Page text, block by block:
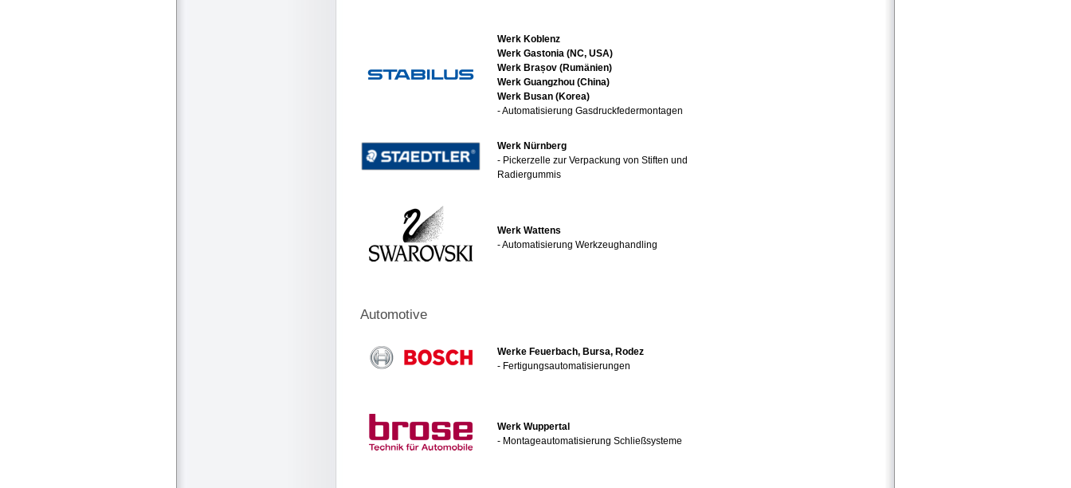
Werk Koblenz
Werk Gastonia (NC, USA)
Werk Brașov (Rumänien)
Werk Guangzhou (China)
Werk Busan (Korea)
- Automatisierung Gasdruckfedermontagen
Werk Nürnberg
- Pickerzelle zur Verpackung von Stiften und
Radiergummis
Werk Wattens
- Automatisierung Werkzeughandling
Automotive
Werke Feuerbach, Bursa, Rodez
- Fertigungsautomatisierungen
Werk Wuppertal
- Montageautomatisierung Schließsysteme